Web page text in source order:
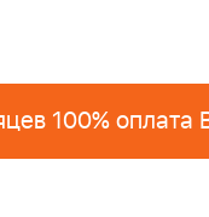
100% оплата